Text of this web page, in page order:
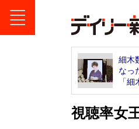
細木
なっ
「
視聴率女